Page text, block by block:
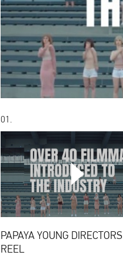
PAPAYA
YOUNG
DIRECTORS
01.
PAPAYA YOUNG DIRECTORS
REEL